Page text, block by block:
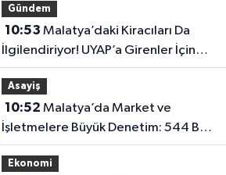
Gündem
10:53
İlgilendiriyor! UYAP’a Girenler İçin
Kritik İtiraz Kararı..
Asayiş
10:52
İşletmelere Büyük Denetim: 544 Bin
TL’lik Ceza
Ekonomi